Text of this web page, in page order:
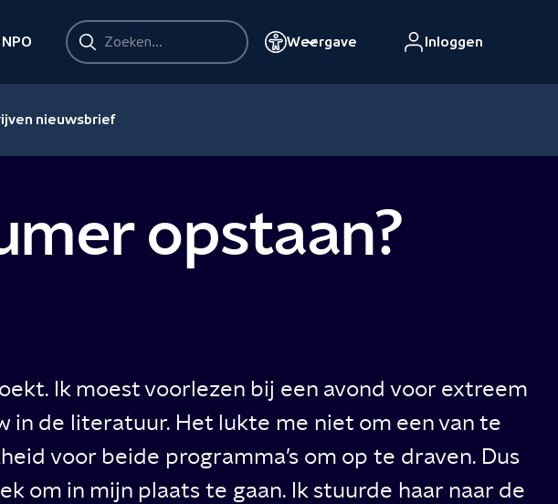
Zoeken
Zoeken
Weergave Inloggen
nieuwsbrief
opstaan?
Ik moest voorlezen bij een avond voor extreem
in de literatuur. Het lukte me niet om een van te
voor beide programma’s om op te draven. Dus
om in mijn plaats te gaan. Ik stuurde haar naar de